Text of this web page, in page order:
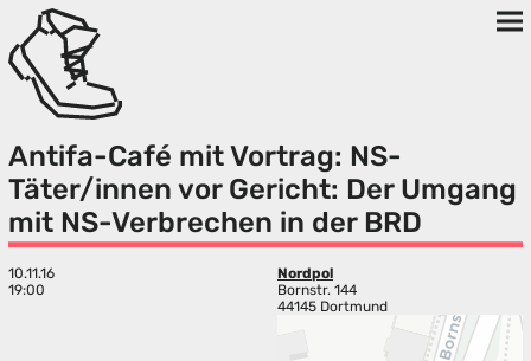
Antifa-Café mit Vortrag: NS-
Täter/innen vor Gericht: Der Umgang
mit NS-Verbrechen in der BRD
10.11.16
19:00
Nordpol
Bornstr. 144
44145 Dortmund